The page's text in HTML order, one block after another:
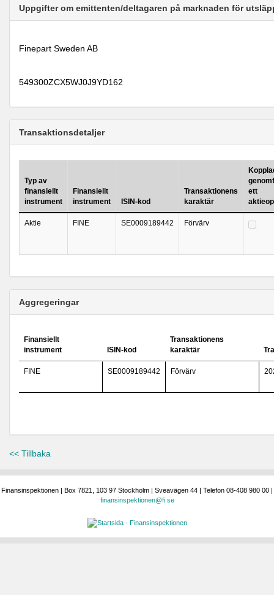
Uppgifter om emittenten/deltagaren på marknaden för
Finepart Sweden AB
549300ZCX5WJ0J9YD162
Transaktionsdetaljer
Typ av
finansiellt
instrument
Finansiellt
instrument
ISIN-kod
Transaktionens
karaktär
ett
Aktie FINE SE0009189442 Förvärv
Aggregeringar
Finansiellt
instrument
ISIN-kod
Transaktionens
karaktär
FINE SE0009189442 Förvärv
<< Tillbaka
Finansinspektionen | Box 7821, 103 97 Stockholm | Sveavägen 44 | Telefon 08-408 980 00 |
finansinspektionen@fi.se